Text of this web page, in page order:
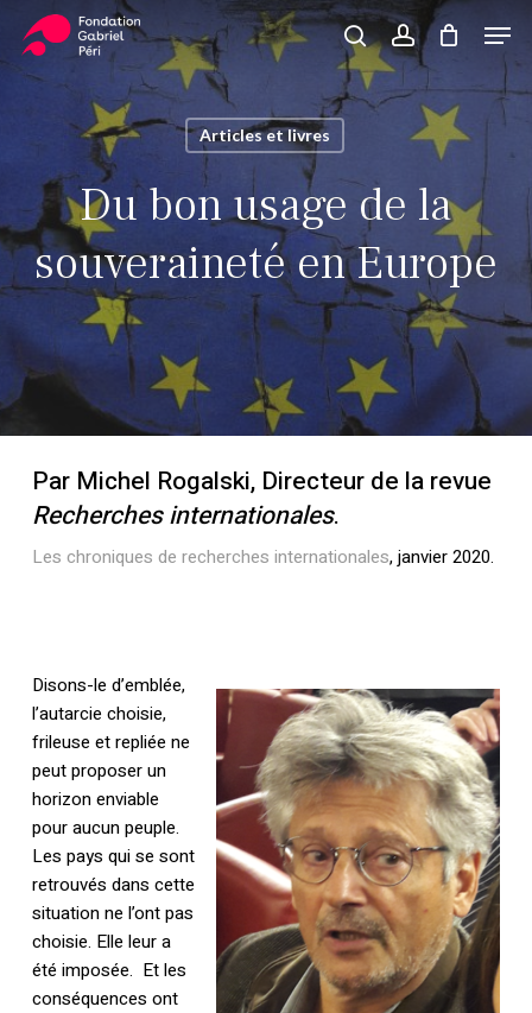
main
searchaccount
Panier Close
Articles et livres
Du bon usage de la
souveraineté en Europe
Par Michel Rogalski, Directeur de la revue
Recherches internationales.
Les chroniques de recherches internationales, janvier 2020.
Disons-le d’emblée,
l’autarcie choisie,
frileuse et repliée ne
peut proposer un
horizon enviable
pour aucun peuple.
Les pays qui se sont
retrouvés dans cette
situation ne l’ont pas
choisie. Elle leur a
été imposée. Et les
conséquences ont
Close
Menu